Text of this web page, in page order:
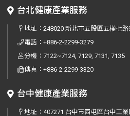
台北健康產業服務
地址：248020 新北市五股區五權七路
電話：+886-2-2299-3279
分機：7122~7124, 7129, 7131, 7135
傳真：+886-2-2299-3320
台中健康產業服務
地址：407271 台中市西屯區台中工